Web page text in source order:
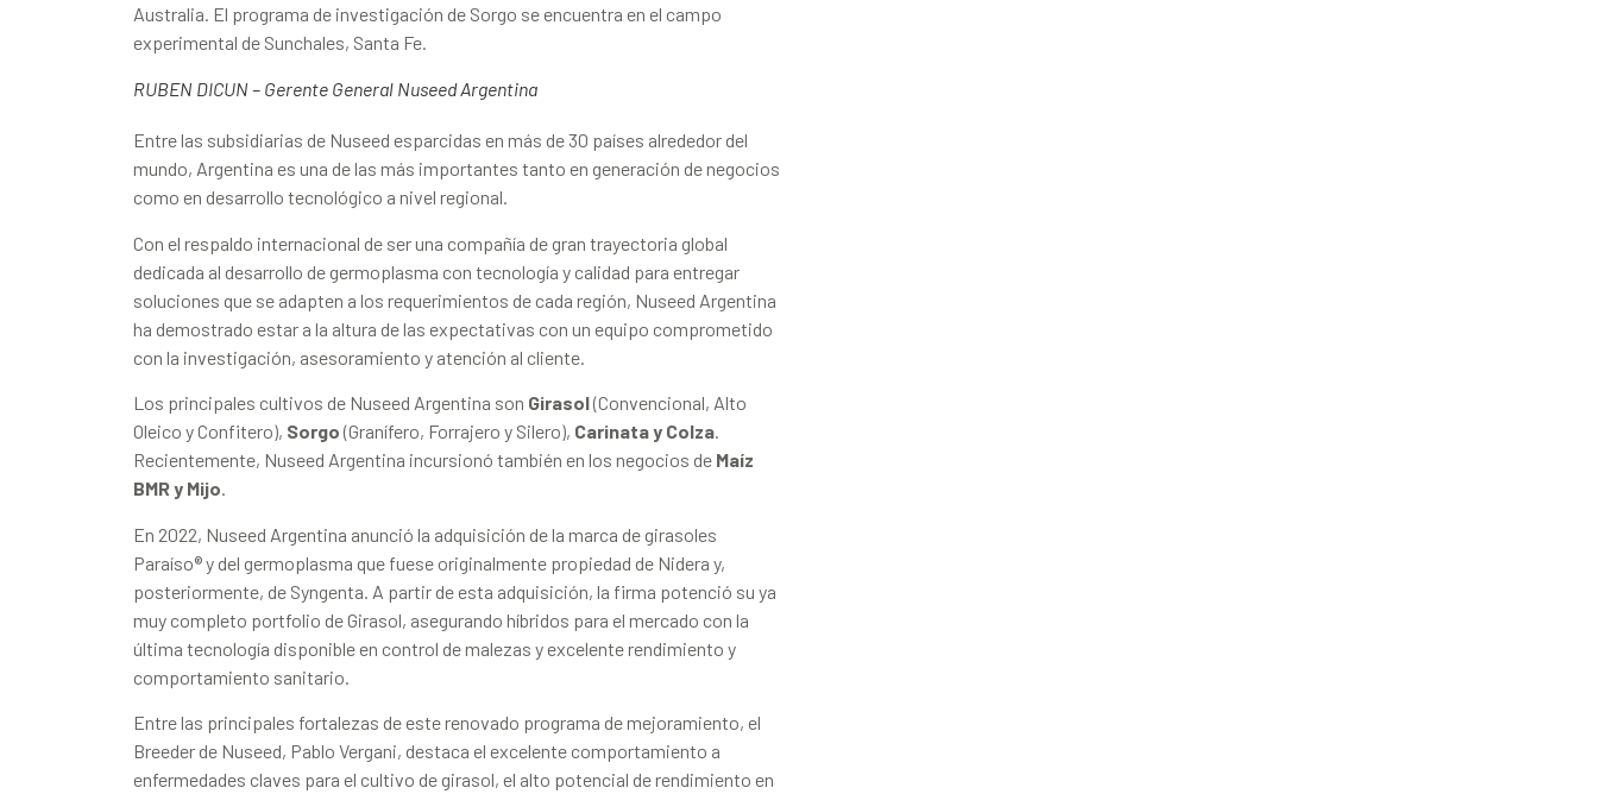
Australia. El programa de investigación de Sorgo se encuentra en el campo
experimental de Sunchales, Santa Fe.
RUBEN DICUN – Gerente General Nuseed Argentina
Entre las subsidiarias de Nuseed esparcidas en más de 30 países alrededor del
mundo, Argentina es una de las más importantes tanto en generación de negocios
como en desarrollo tecnológico a nivel regional.
Con el respaldo internacional de ser una compañía de gran trayectoria global
dedicada al desarrollo de germoplasma con tecnología y calidad para entregar
soluciones que se adapten a los requerimientos de cada región, Nuseed Argentina
ha demostrado estar a la altura de las expectativas con un equipo comprometido
con la investigación, asesoramiento y atención al cliente.
Los principales cultivos de Nuseed Argentina son Girasol(Convencional, Alto
Oleico y Confitero), Sorgo (Granífero, Forrajero y Silero), Carinata y Colza.
Recientemente, Nuseed Argentina incursionó también en los negocios de Maíz
BMR y Mijo.
En 2022, Nuseed Argentina anunció la adquisición de la marca de girasoles
Paraíso® y del germoplasma que fuese originalmente propiedad de Nidera y,
posteriormente, de Syngenta. A partir de esta adquisición, la firma potenció su ya
muy completo portfolio de Girasol, asegurando híbridos para el mercado con la
última tecnología disponible en control de malezas y excelente rendimiento y
comportamiento sanitario.
Entre las principales fortalezas de este renovado programa de mejoramiento, el
Breeder de Nuseed, Pablo Vergani, destaca el excelente comportamiento a
enfermedades claves para el cultivo de girasol, el alto potencial de rendimiento en